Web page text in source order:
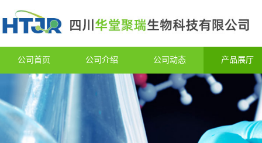
公司首页 公司介绍 公司动态 产品展厅